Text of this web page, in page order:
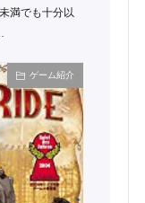
満でも十分以
ゲーム紹介